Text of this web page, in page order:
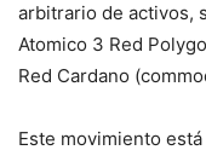
arbitrario de activos,
Atomico 3 Red
Red Cardano
Este movimiento